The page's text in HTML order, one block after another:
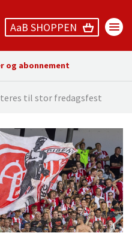
AaB SHOPPEN
og abonnement
til stor fredagsfest